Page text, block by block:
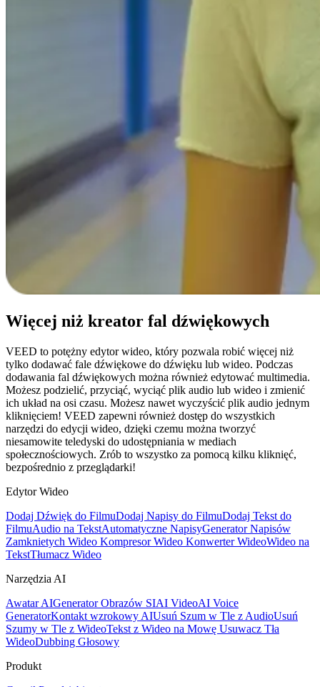
Więcej niż kreator fal dźwiękowych
VEED to potężny edytor wideo, który pozwala robić więcej niż
tylko dodawać fale dźwiękowe do dźwięku lub wideo. Podczas
dodawania fal dźwiękowych można również edytować multimedia.
Możesz podzielić, przyciąć, wyciąć plik audio lub wideo i zmienić
ich układ na osi czasu. Możesz nawet wyczyścić plik audio jednym
kliknięciem! VEED zapewni również dostęp do wszystkich
narzędzi do edycji wideo, dzięki czemu można tworzyć
niesamowite teledyski do udostępniania w mediach
społecznościowych. Zrób to wszystko za pomocą kilku kliknięć,
bezpośrednio z przeglądarki!
Edytor Wideo
Dodaj Dźwięk do FilmuDodaj Napisy do FilmuDodaj Tekst do
FilmuAudio na TekstAutomatyczne NapisyGenerator Napisów
Zamknietych Wideo Kompresor Wideo Konwerter WideoWideo na
TekstTłumacz Wideo
Narzędzia AI
Awatar AIGenerator Obrazów SIAI VideoAI Voice
GeneratorKontakt wzrokowy AIUsuń Szum w Tle z AudioUsuń
Szumy w Tle z WideoTekst z Wideo na Mowę Usuwacz Tła
WideoDubbing Głosowy
Produkt